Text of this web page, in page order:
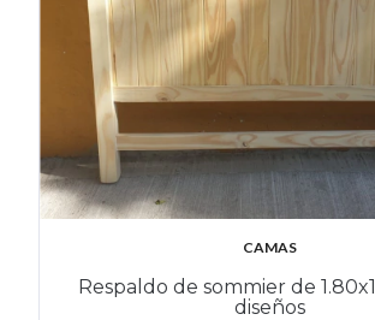
CAMAS
Respaldo de sommier de
diseños